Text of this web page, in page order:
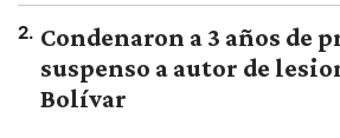
2. Condenaron a 3 años de
suspenso a autor de
Bolívar